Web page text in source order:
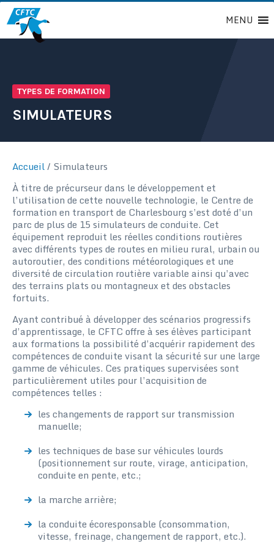
Passer
au
contenu
MENU
TYPES DE FORMATION
SIMULATEURS
Accueil/ Simulateurs
À titre de précurseur dans le développement et
l’utilisation de cette nouvelle technologie, le Centre de
formation en transport de Charlesbourg s’est doté d’un
parc de plus de 15 simulateurs de conduite. Cet
équipement reproduit les réelles conditions routières
avec différents types de routes en milieu rural, urbain ou
autoroutier, des conditions météorologiques et une
diversité de circulation routière variable ainsi qu’avec
des terrains plats ou montagneux et des obstacles
fortuits.
Ayant contribué à développer des scénarios progressifs
d’apprentissage, le CFTC offre à ses élèves participant
aux formations la possibilité d’acquérir rapidement des
compétences de conduite visant la sécurité sur une large
gamme de véhicules. Ces pratiques supervisées sont
particulièrement utiles pour l’acquisition de
compétences telles :
les changements de rapport sur transmission
manuelle;
les techniques de base sur véhicules lourds
(positionnement sur route, virage, anticipation,
conduite en pente, etc.;
la marche arrière;
la conduite écoresponsable (consommation,
vitesse, freinage, changement de rapport, etc.).